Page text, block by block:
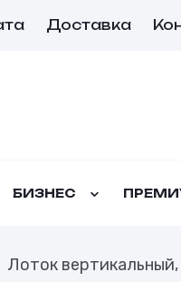
Доставка
БИЗНЕС
Лоток